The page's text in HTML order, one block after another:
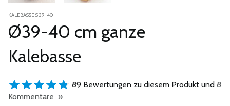
KALEBASSE S 39-40
Ø39-40 cm ganze
Kalebasse
89 Bewertungen zu diesem Produkt und 8
Kommentare »